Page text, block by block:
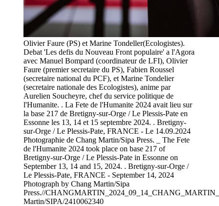
Olivier Faure (PS) et Marine Tondeller(Ecologistes).
Debat 'Les defis du Nouveau Front populaire' a l'Agora
avec Manuel Bompard (coordinateur de LFI), Olivier
Faure (premier secretaire du PS), Fabien Roussel
(secretaire national du PCF), et Marine Tondelier
(secretaire nationale des Ecologistes), anime par
Aurelien Soucheyre, chef du service politique de
l'Humanite. . La Fete de l'Humanite 2024 avait lieu sur
la base 217 de Bretigny-sur-Orge / Le Plessis-Pate en
Essonne les 13, 14 et 15 septembre 2024. . Bretigny-
sur-Orge / Le Plessis-Pate, FRANCE - Le 14.09.2024
Photographie de Chang Martin/Sipa Press. _ The Fete
de l'Humanite 2024 took place on base 217 of
Bretigny-sur-Orge / Le Plessis-Pate in Essonne on
September 13, 14 and 15, 2024. . Bretigny-sur-Orge /
Le Plessis-Pate, FRANCE - September 14, 2024
Photograph by Chang Martin/Sipa
Press.//
Martin/SIPA/2410062340